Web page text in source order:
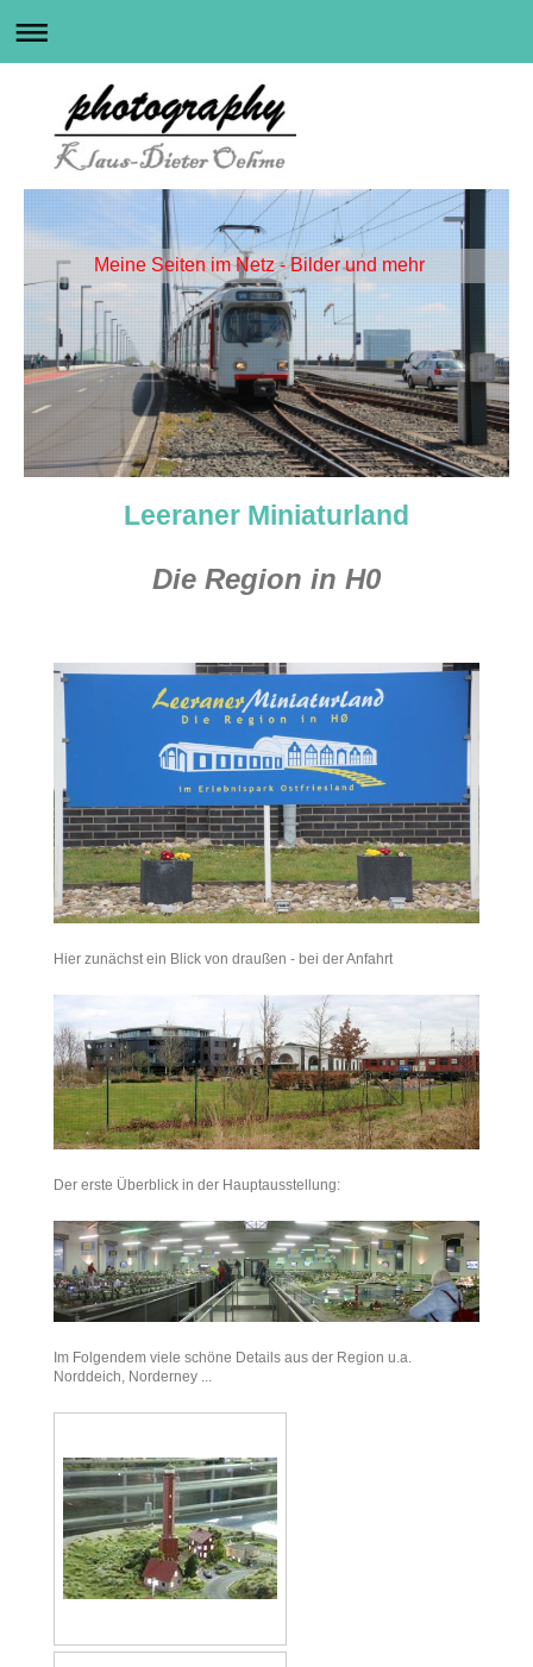
Meine Seiten im Netz - Bilder und mehr
Leeraner Miniaturland
Die Region in H0
Hier zunächst ein Blick von draußen - bei der Anfahrt
Der erste Überblick in der Hauptausstellung:
Im Folgendem viele schöne Details aus der Region u.a.
Norddeich, Norderney ...